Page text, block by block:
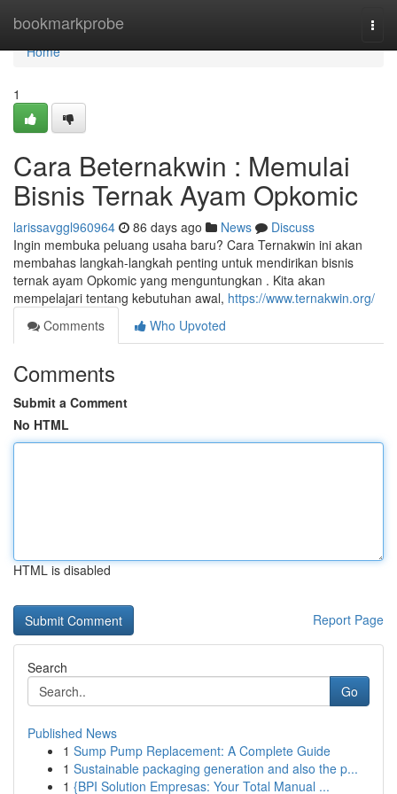
bookmarkprobe
Home
Home
1
Cara Beternakwin : Memulai
Bisnis Ternak Ayam Opkomic
larissavggl960964 86 days ago News
Discuss
Ingin membuka peluang usaha baru? Cara Ternakwin ini akan
membahas langkah-langkah penting untuk mendirikan bisnis
ternak ayam Opkomic yang menguntungkan . Kita akan
mempelajari tentang kebutuhan awal, https://www.ternakwin.org/
Comments
Who Upvoted
Comments
Submit a Comment
No HTML
HTML is disabled
Report Page
Search
Go
Published News
1 Sump Pump Replacement: A Complete Guide
1 Sustainable packaging generation and also the p...
1 {BPI Solution Empresas: Your Total Manual ...